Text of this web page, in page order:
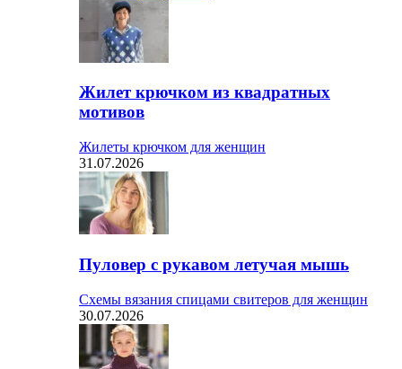
Жилет крючком из квадратных
мотивов
Жилеты крючком для женщин
31.07.2026
Пуловер с рукавом летучая мышь
Схемы вязания спицами свитеров для женщин
30.07.2026